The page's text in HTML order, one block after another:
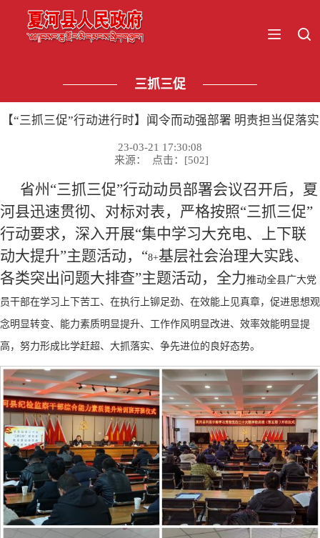
三抓三促
【“三抓三促”行动进行时】闻令而动强部署 明责担当促落实
23-03-21 17:30:08
来源： 点击：[502]
省州 “三抓三促”行动动员部署会议召开后，夏
河县迅速贯彻、对标对表，严格按照“三抓三促”
行动要求，深入开展“集中学习大充电、上下联
动大提升”主题活动，“8+基层社会治理大实践、
各类突出问题大排查”主题活动，全力推动全县广大党
员干部在学习上下苦工、在执行上铆足劲、在效能上见真章，促进思想观
念明显转变、能力素质明显提升、工作作风明显改进、效率效能明显提
高，努力形成比学赶超、大抓落实、争先进位的良好态势。